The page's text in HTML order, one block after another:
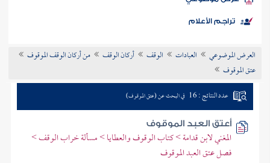
الكتب
موضوعي
تراجم الأعلام
العرض الموضوعي العبادات الوقف أركان الوقف
من أركان الوقف الموقوف
عتق الموقوف
عدد النتائج : 16 في البحث عن (عتق الموقوف)
أعتق العبد الموقوف
المغني لابن قدامة > كتاب الوقوف والعطايا > مسألة خراب الوقف >
فصل عتق العبد الموقوف